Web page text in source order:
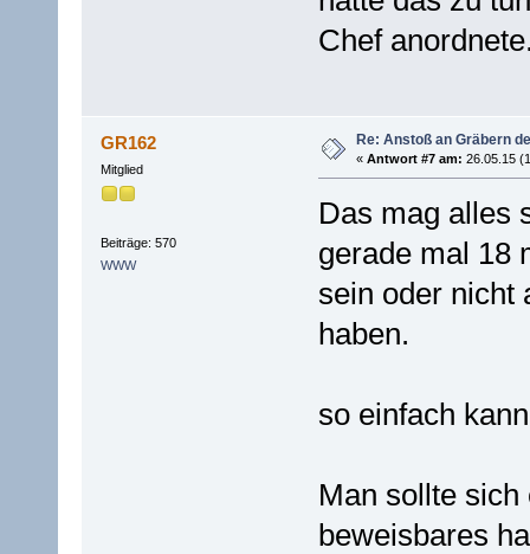
Chef
GR162
Mitglied
Beiträge: 570
WWW
Re: Anstoß an Gräbern
« Antwort #7 am: 26.05.15
Das mag alles
gerade mal 18
sein oder nicht
haben.
so einfach
Man sollte
beweisbares